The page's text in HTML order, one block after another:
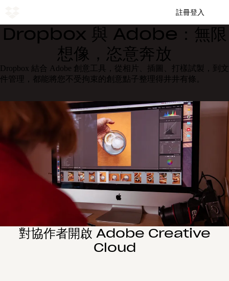
註冊登入
Dropbox 與 Adobe：無限
想像，恣意奔放
Dropbox 結合 Adobe 創意工具，從相片、插圖、打樣試製，到文
件管理，都能將您不受拘束的創意點子整理得井井有條。
對協作者開啟 Adobe Creative
Cloud